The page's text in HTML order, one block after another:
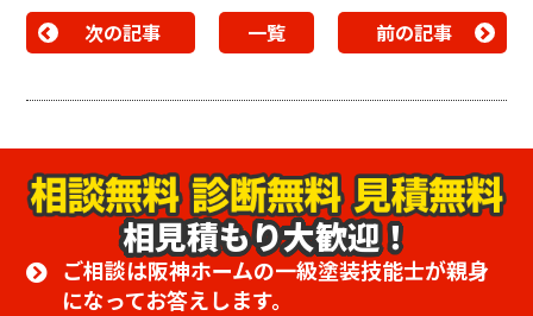
次の記事 一覧 前の記事
相見積もり大歓迎！
ご相談は阪神ホームの一級塗装技能士が親身
になってお答えします。